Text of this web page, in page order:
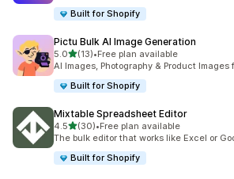
Built for Shopify
Pictu Bulk AI Image Generation
5.05つ星中
(13)
合計レビュー数：13件
•Free plan available
AI Images, Photography & Product
Built for Shopify
Mixtable Spreadsheet Editor
4.55つ星中
(30)
合計レビュー数：30件
•Free plan available
The bulk editor that works like Excel or
Built for Shopify